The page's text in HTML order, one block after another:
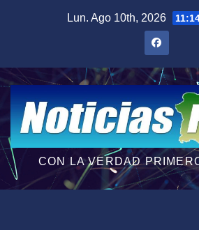
Lun. Ago 10th, 2026
CON LA VERDAD